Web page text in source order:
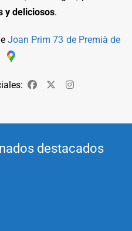
y deliciosos.
Joan Prim 73 de Premià de
Facebook
TwitterInstagram
destacados